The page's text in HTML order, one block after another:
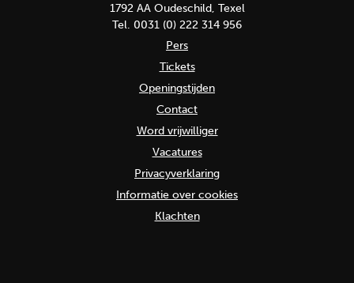
1792 AA Oudeschild, Texel
Tel. 0031 (0) 222 314 956
Pers
Tickets
Openingstijden
Contact
Word vrijwilliger
Vacatures
Privacyverklaring
Informatie over cookies
Klachten